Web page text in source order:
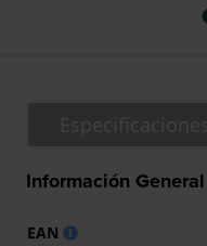
Información General
EAN